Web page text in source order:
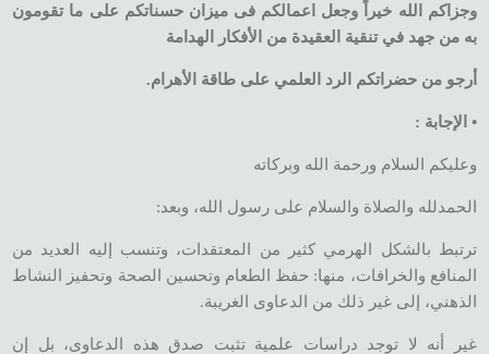
وجزاكم الله خيراً وجعل اعمالكم فى ميزان حسناتكم على ما تقومون
به من جهد في تنقية العقيدة من الأفكار الهدامة
أرجو من حضراتكم الرد العلمي على طاقة الأهرام.
• الإجابة :
وعليكم السلام ورحمة الله وبركاته
الحمدلله والصلاة والسلام على رسول الله، وبعد:
ترتبط بالشكل الهرمي كثير من المعتقدات، وتنسب إليه العديد من
المنافع والخرافات، منها: حفظ الطعام وتحسين الصحة وتحفيز النشاط
الذهني، إلى غير ذلك من الدعاوى الغريبة.
غير أنه لا توجد دراسات علمية تثبت صدق هذه الدعاوى، بل إن